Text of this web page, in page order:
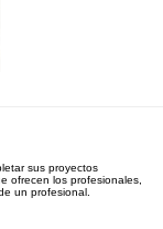
sus proyectos
ofrecen los profesionales,
un profesional.